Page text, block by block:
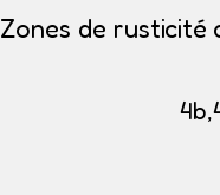
Zones de